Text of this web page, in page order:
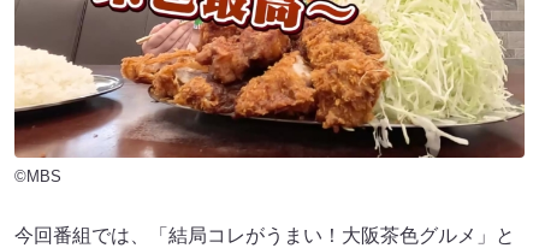
©MBS
今回番組では、「結局コレがうまい！大阪茶色グルメ」と